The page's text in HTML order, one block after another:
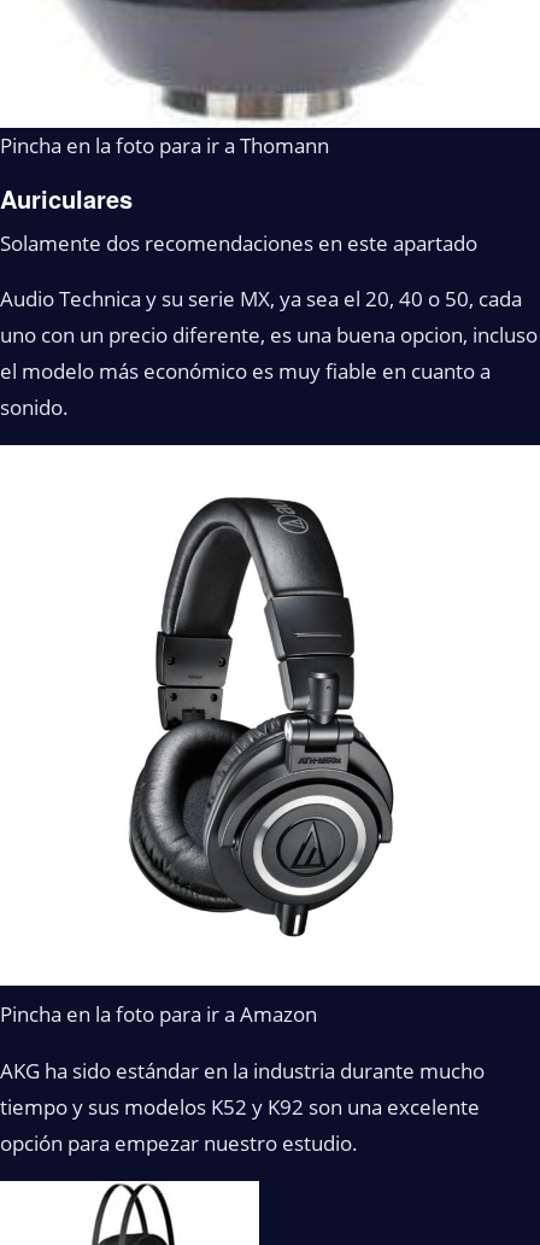
Pincha en la foto para ir a Thomann
Auriculares
Solamente dos recomendaciones en este apartado
Audio Technica y su serie MX, ya sea el 20, 40 o 50, cada
uno con un precio diferente, es una buena opcion, incluso
el modelo más económico es muy fiable en cuanto a
sonido.
Pincha en la foto para ir a Amazon
AKG ha sido estándar en la industria durante mucho
tiempo y sus modelos K52 y K92 son una excelente
opción para empezar nuestro estudio.